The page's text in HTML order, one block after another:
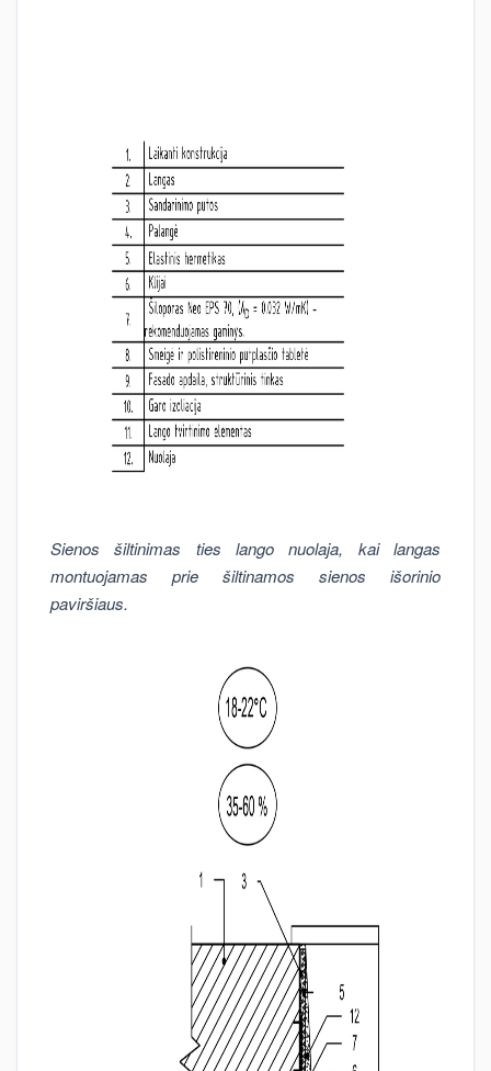
Sienos šiltinimas ties lango nuolaja, kai langas
montuojamas prie šiltinamos sienos išorinio
paviršiaus.